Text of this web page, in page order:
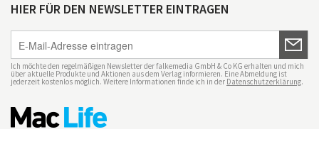
HIER FÜR DEN NEWSLETTER EINTRAGEN
Ich möchte den regelmäßigen Newsletter der falkemedia GmbH & Co KG erhalten und mich
über aktuelle Produkte und Aktionen aus dem Verlag informieren. Eine Abmeldung ist
jederzeit kostenlos möglich. Weitere Informationen finde ich in der Datenschutzerklärung.